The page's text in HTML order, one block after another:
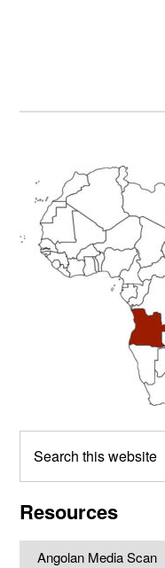
Primary
Sidebar
this
Resources
Angolan Media Scan